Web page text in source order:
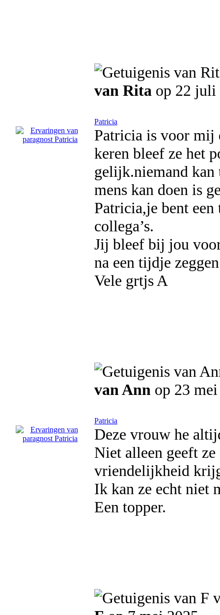
van Rita op 22 juli
Patricia
Patricia is voor mij
keren bleef ze het
gelijk.niemand kan
mens kan doen is
Patricia,je bent een
collega’s.
Jij bleef bij jou
na een tijdje
Vele grtjs A
van Ann op 23
Patricia
Deze vrouw he
Niet alleen geeft
vriendelijkheid
Ik kan ze echt niet
Een topper.